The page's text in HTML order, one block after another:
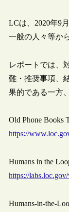
LCは、2020年9
一般の人々等か
レポートでは、
難・推奨事項、
果的である一方
Old Phone Books
https://
Humans in the
https://
Humans-in-the-